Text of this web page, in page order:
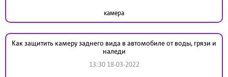
камера
Как защитить камеру заднего вида в автомобиле от воды, грязи и
наледи
13:30 18-03-2022